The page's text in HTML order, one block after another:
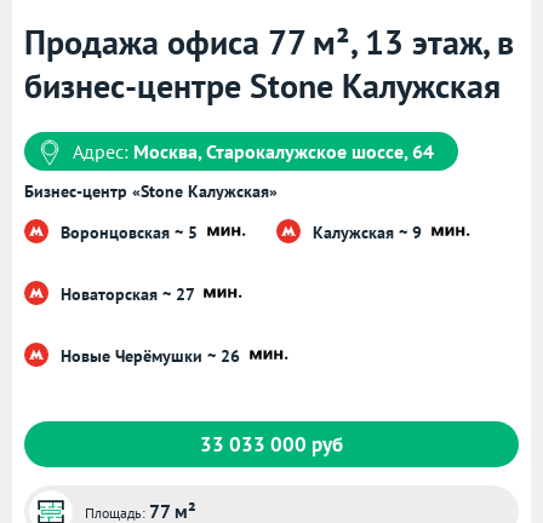
Продажа офиса 77 м², 13 этаж, в
бизнес-центре Stone Калужская
Адрес: Москва, Старокалужское шоссе, 64
Бизнес-центр «Stone Калужская»
Воронцовская ~ 5
Калужская ~ 9
Новаторская ~ 27
Новые Черёмушки ~ 26
33 033 000 руб
Площадь: 77 м²